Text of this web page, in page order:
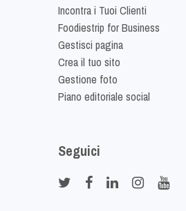
Incontra i Tuoi Clienti
Foodiestrip for Business
Gestisci pagina
Crea il tuo sito
Gestione foto
Piano editoriale social
Seguici